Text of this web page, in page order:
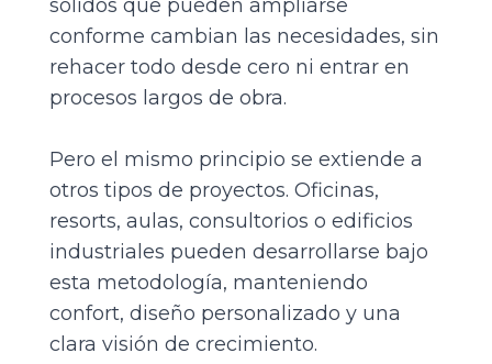
sólidos que pueden ampliarse
conforme cambian las necesidades, sin
rehacer todo desde cero ni entrar en
procesos largos de obra.
Pero el mismo principio se extiende a
otros tipos de proyectos. Oficinas,
resorts, aulas, consultorios o edificios
industriales pueden desarrollarse bajo
esta metodología, manteniendo
confort, diseño personalizado y una
clara visión de crecimiento.